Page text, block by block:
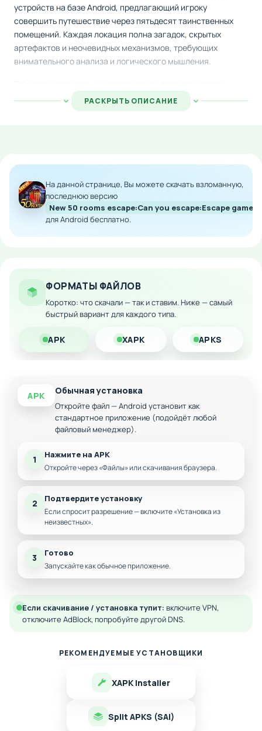
устройств на базе Android, предлагающий игроку
совершить путешествие через пятьдесят таинственных
помещений. Каждая локация полна загадок, скрытых
артефактов и неочевидных механизмов, требующих
внимательного анализа и логического мышления.
побега: необходимо тщательно осмотреть окружение,
обнаружить замаскированные объекты, активировать
разворачиваются все события приключения.
Скачайте на Android и погружайтесь в атмосферу
разгадывания головоломок, исследуя каждый уголок
таинственной усадьбы с её многочисленными секретами и
прохождения
Пятьдесят разнообразных уровней и локаций
Высокое качество визуального оформления
Тревожная и мистическая атмосфера
Интуитивный игровой интерфейс
РАСКРЫТЬ ОПИСАНИЕ
На данной странице, Вы можете скачать взломанную,
последнюю версию
New 50 rooms escape:Can you escape:Escape game II
для Android бесплатно.
ФОРМАТЫ ФАЙЛОВ
Коротко: что скачали — так и ставим. Ниже — самый
быстрый вариант для каждого типа.
APK XAPK APKS
APK Обычная установка
Откройте файл — Android установит как
стандартное приложение (подойдёт любой
файловый менеджер).
1 Нажмите на APK
Откройте через «Файлы» или скачивания браузера.
2 Подтвердите установку
Если спросит разрешение — включите «Установка из
неизвестных».
3 Готово
Запускайте как обычное приложение.
Если скачивание / установка тупит: включите VPN,
отключите AdBlock, попробуйте другой DNS.
РЕКОМЕНДУЕМЫЕ УСТАНОВЩИКИ
XAPK Installer
Split APKS (SAI)